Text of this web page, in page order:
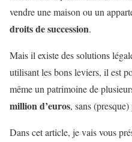
vendre une maison ou un
droits de succession.
Mais il existe des solutions
utilisant les bons leviers, il est
même un patrimoine de
million d’euros, sans
Dans cet article, je vais vous